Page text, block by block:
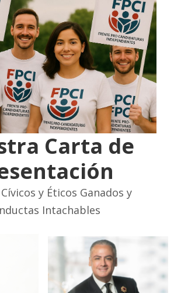
Carta de
y Éticos Ganados y
Intachables